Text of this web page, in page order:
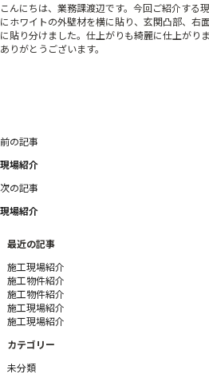
こんにちは、業務課渡辺です。今回ご紹介する
にホワイトの外壁材を横に貼り、玄関凸部、右
に貼り分けました。仕上がりも綺麗に仕上がり
ありがとうございます。
投
ナ
ビ
ゲ
ー
ン
前の記事
現場紹介
次の記事
現場紹介
最近の記事
施工現場紹介
施工物件紹介
施工物件紹介
施工現場紹介
施工現場紹介
カテゴリー
未分類